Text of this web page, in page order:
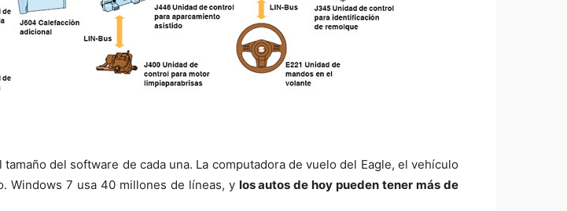
del software de cada una. La computadora de vuelo del Eagle, el vehículo
Windows 7 usa 40 millones de líneas, y los autos de hoy pueden tener más de